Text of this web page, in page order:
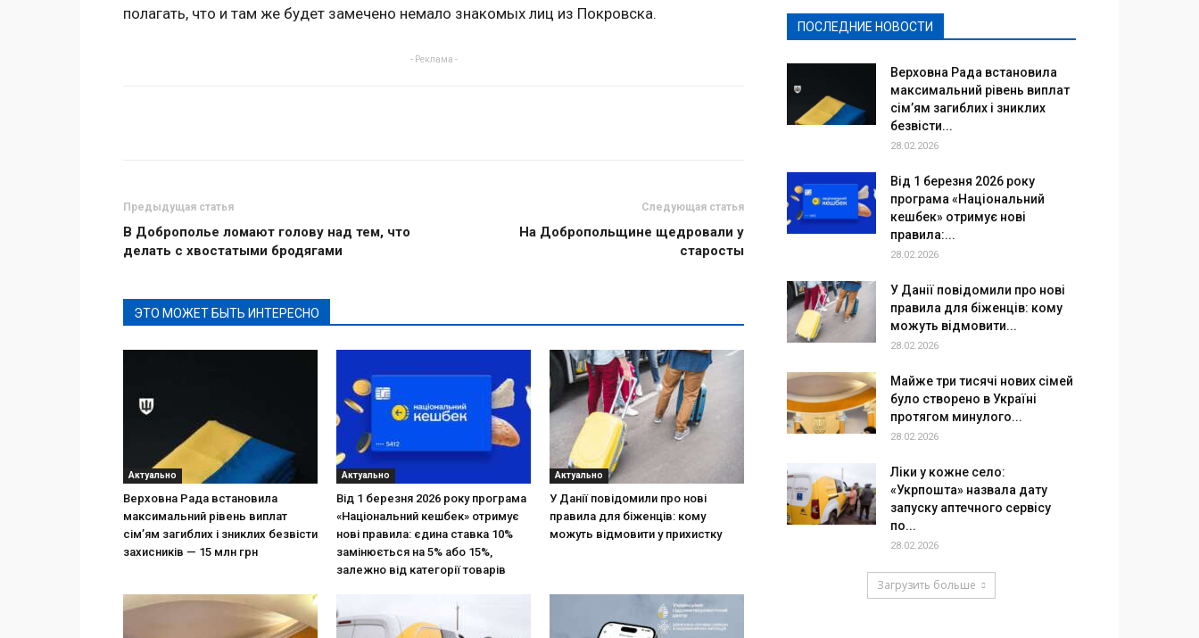
полагать, что и там же будет замечено немало знакомых лиц из Покровска.
- Реклама -
Предыдущая статья
В Доброполье ломают голову над тем, что
делать с хвостатыми бродягами
Следующая статья
На Добропольщине щедровали у
старосты
ЭТО МОЖЕТ БЫТЬ ИНТЕРЕСНО
Актуально
Верховна Рада встановила
максимальний рівень виплат
сім’ям загиблих і зниклих безвісти
захисників — 15 млн грн
Актуально
Від 1 березня 2026 року програма
«Національний кешбек» отримує
нові правила: єдина ставка 10%
замінюється на 5% або 15%,
залежно від категорії товарів
Актуально
У Данії повідомили про нові
правила для біженців: кому
можуть відмовити у прихистку
ПОСЛЕДНИЕ НОВОСТИ
Верховна Рада встановила
максимальний рівень виплат
сім’ям загиблих і зниклих
безвісти...
28.02.2026
Від 1 березня 2026 року
програма «Національний
кешбек» отримує нові
правила:...
28.02.2026
У Данії повідомили про нові
правила для біженців: кому
можуть відмовити...
28.02.2026
Майже три тисячі нових сімей
було створено в Україні
протягом минулого...
28.02.2026
Ліки у кожне село:
«Укрпошта» назвала дату
запуску аптечного сервісу
по...
28.02.2026
Загрузить больше